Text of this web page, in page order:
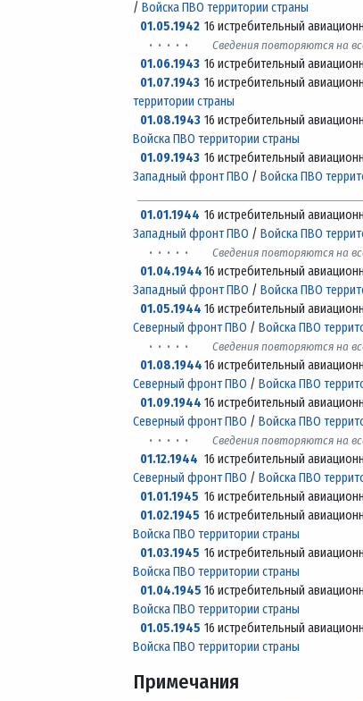
/ Войска ПВО территории страны
01.05.194216 истребительный
· · · · ·
Сведения повторяются на
01.06.194316 истребительный
01.07.194316 истребительный
территории страны
01.08.194316 истребительный
Войска ПВО территории страны
01.09.194316 истребительный
Западный фронт ПВО / Войска ПВО
01.01.194416 истребительный
Западный фронт ПВО / Войска ПВО
· · · · ·
Сведения повторяются на
01.04.194416 истребительный
Западный фронт ПВО / Войска ПВО
01.05.194416 истребительный
Северный фронт ПВО / Войска ПВО
· · · · ·
Сведения повторяются на
01.08.194416 истребительный
Северный фронт ПВО / Войска ПВО
01.09.194416 истребительный
Северный фронт ПВО / Войска ПВО
· · · · ·
Сведения повторяются на
01.12.194416 истребительный
Северный фронт ПВО / Войска ПВО
01.01.194516 истребительный
01.02.194516 истребительный
Войска ПВО территории страны
01.03.194516 истребительный
Войска ПВО территории страны
01.04.194516 истребительный
Войска ПВО территории страны
01.05.194516 истребительный
Войска ПВО территории страны
Примечания